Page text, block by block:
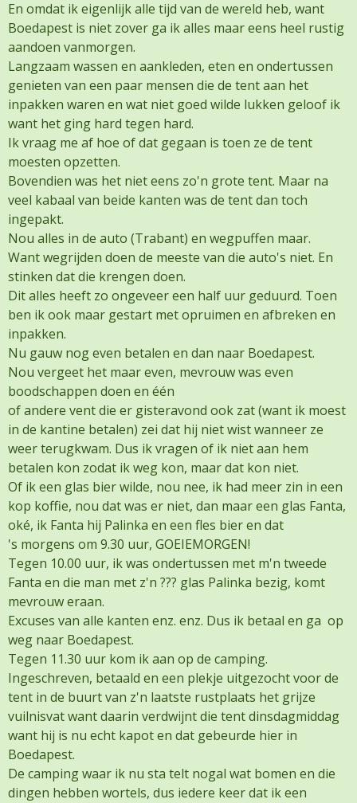
En omdat ik eigenlijk alle tijd van de wereld heb, want
Boedapest is niet zover ga ik alles maar eens heel rustig
aandoen vanmorgen.
Langzaam wassen en aankleden, eten en ondertussen
genieten van een paar mensen die de tent aan het
inpakken waren en wat niet goed wilde lukken geloof ik
want het ging hard tegen hard.
Ik vraag me af hoe of dat gegaan is toen ze de tent
moesten opzetten.
Bovendien was het niet eens zo'n grote tent. Maar na
veel kabaal van beide kanten was de tent dan toch
ingepakt.
Nou alles in de auto (Trabant) en wegpuffen maar.
Want wegrijden doen de meeste van die auto's niet. En
stinken dat die krengen doen.
Dit alles heeft zo ongeveer een half uur geduurd. Toen
ben ik ook maar gestart met opruimen en afbreken en
inpakken.
Nu gauw nog even betalen en dan naar Boedapest.
Nou vergeet het maar even, mevrouw was even
boodschappen doen en één
of andere vent die er gisteravond ook zat (want ik moest
in de kantine betalen) zei dat hij niet wist wanneer ze
weer terugkwam. Dus ik vragen of ik niet aan hem
betalen kon zodat ik weg kon, maar dat kon niet.
Of ik een glas bier wilde, nou nee, ik had meer zin in een
kop koffie, nou dat was er niet, dan maar een glas Fanta,
oké, ik Fanta hij Palinka en een fles bier en dat
's morgens om 9.30 uur, GOEIEMORGEN!
Tegen 10.00 uur, ik was ondertussen met m'n tweede
Fanta en die man met z'n ??? glas Palinka bezig, komt
mevrouw eraan.
Excuses van alle kanten enz. enz. Dus ik betaal en ga op
weg naar Boedapest.
Tegen 11.30 uur kom ik aan op de camping.
Ingeschreven, betaald en een plekje uitgezocht voor de
tent in de buurt van z'n laatste rustplaats het grijze
vuilnisvat want daarin verdwijnt die tent dinsdagmiddag
want hij is nu echt kapot en dat gebeurde hier in
Boedapest.
De camping waar ik nu sta telt nogal wat bomen en die
dingen hebben wortels, dus iedere keer dat ik een